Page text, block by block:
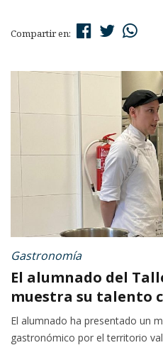
Compartir en:
Gastronomía
El alumnado del
muestra su talento
El alumnado ha presentado un
gastronómico por el territorio